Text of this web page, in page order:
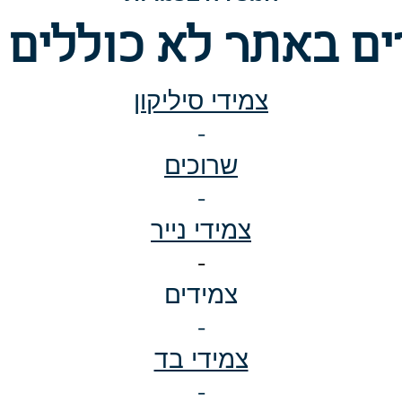
באתר לא
צמידי סיליקון
-
שרוכים
-
צמידי נייר
-
צמידים
-
צמידי בד
-